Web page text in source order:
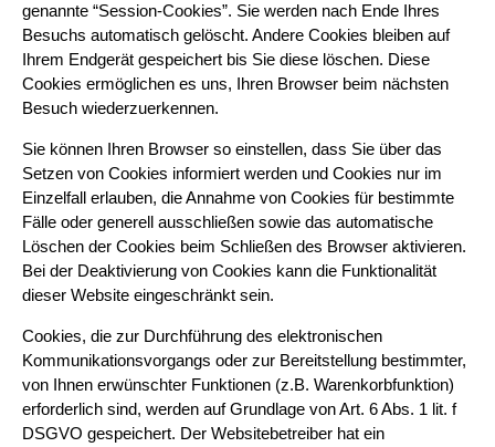
genannte “Session-Cookies”. Sie werden nach Ende Ihres
Besuchs automatisch gelöscht. Andere Cookies bleiben auf
Ihrem Endgerät gespeichert bis Sie diese löschen. Diese
Cookies ermöglichen es uns, Ihren Browser beim nächsten
Besuch wiederzuerkennen.
Sie können Ihren Browser so einstellen, dass Sie über das
Setzen von Cookies informiert werden und Cookies nur im
Einzelfall erlauben, die Annahme von Cookies für bestimmte
Fälle oder generell ausschließen sowie das automatische
Löschen der Cookies beim Schließen des Browser aktivieren.
Bei der Deaktivierung von Cookies kann die Funktionalität
dieser Website eingeschränkt sein.
Cookies, die zur Durchführung des elektronischen
Kommunikationsvorgangs oder zur Bereitstellung bestimmter,
von Ihnen erwünschter Funktionen (z.B. Warenkorbfunktion)
erforderlich sind, werden auf Grundlage von Art. 6 Abs. 1 lit. f
DSGVO gespeichert. Der Websitebetreiber hat ein